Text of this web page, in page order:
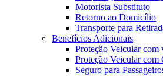
Motorista Substituto
Retorno ao Domicílio
Transporte para
Benefícios Adicionais
Proteção Veicular com
Proteção Veicular com
Seguro para